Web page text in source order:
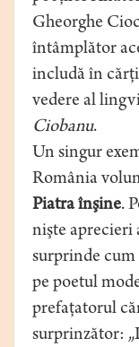
Gheorghe
întâmplător
includă în
vedere al
Ciobanu.
Un singur
România
Piatra înşine.
nişte aprecieri
surprinde cum
pe poetul
prefaţatorul
surprinzător: